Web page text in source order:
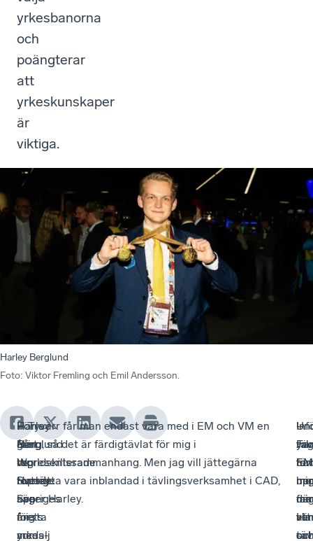
yrkesbanorna
och
poängterar
att
yrkeskunskaper
är
viktiga.
Harley Berglund
Foto: Viktor Fremling och Emil Andersson.
Harley
Berglund
representerade
Sverige
i
årets
yrkes-
–
När
de
ropade
upp
mig
som
Förra
året
tog
Harley
Sveriges
första
medalj
– Tyvärr får man endast vara med i EM och VM en
gång, så det är färdigtävlat för mig i
Worldskillssammanhang. Men jag vill jättegärna
fortsätta vara inblandad i tävlingsverksamhet i CAD,
säger Harley.
EM
har
–
har
att
där
–
Jag